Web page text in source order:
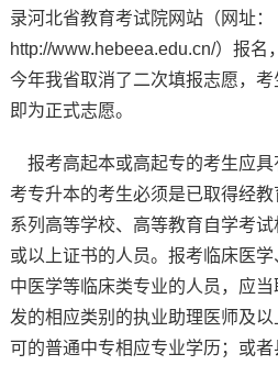
录河北省教育考试院网站（网址：
http://www.hebeea.edu.cn/）报名
今年我省取消了二次填报志愿，
即为正式志愿。
报考高起本或高起专的考生应具
考专升本的考生必须是已取得经
系列高等学校、高等教育自学考
或以上证书的人员。报考临床医学
中医学等临床类专业的人员，应
发的相应类别的执业助理医师及
可的普通中专相应专业学历；或者